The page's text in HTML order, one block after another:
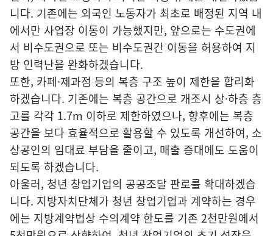
니다. 기존에는 외국인 노동자가 최초로 배정된 지역 내
에서만 사업장 이동이 가능했지만, 앞으로는 수도권에
서 비수도권으로 또는 비수도권간 이동을 허용하여 지
방 인력난을 완화하겠습니다.
또한, 카페·제과점 등의 복층 구조 높이 제한을 합리화
하겠습니다. 기존에는 복층 공간으로 개조시 상·하층 층
고를 각각 1.7m 이하로 제한하였으나, 향후에는 복층
공간을 보다 효율적으로 활용할 수 있도록 개선하여, 소
상공인의 임대료 부담을 줄이고, 매출 증대에도 도움이
되도록 하겠습니다.
아울러, 청년 창업기업의 공공조달 판로를 확대하겠습
니다. 지방자치단체가 청년 창업기업과 계약하는 경우
에는 지방계약법상 수의계약 한도를 기존 2천만원에서